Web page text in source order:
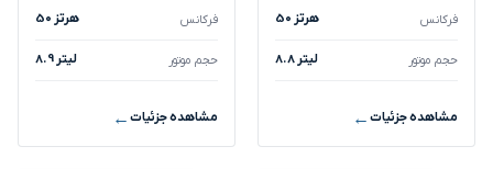
فرکانس 50 هرتز
حجم موتور 8.8 لیتر
مشاهده جزئیات
فرکانس 50 هرتز
حجم موتور 8.9 لیتر
مشاهده جزئیات